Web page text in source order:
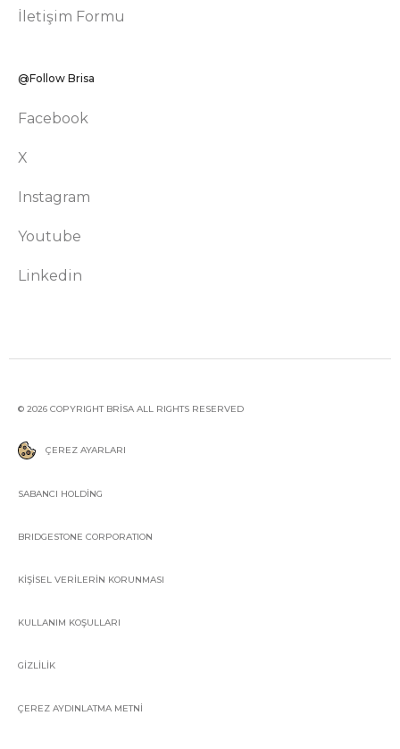
İletişim Formu
@Follow Brisa
Facebook
X
Instagram
Youtube
Linkedin
© 2026 COPYRIGHT BRİSA ALL RIGHTS RESERVED
ÇEREZ AYARLARI
SABANCI HOLDİNG
BRIDGESTONE CORPORATION
KİŞİSEL VERİLERİN KORUNMASI
KULLANIM KOŞULLARI
GİZLİLİK
ÇEREZ AYDINLATMA METNİ